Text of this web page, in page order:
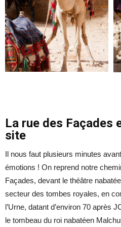
La rue des Façades
site
Il nous faut plusieurs minutes
émotions ! On reprend notre
Façades, devant le théâtre
secteur des tombes royales, en
l’Urne, datant d’environ 70 après
le tombeau du roi nabatéen